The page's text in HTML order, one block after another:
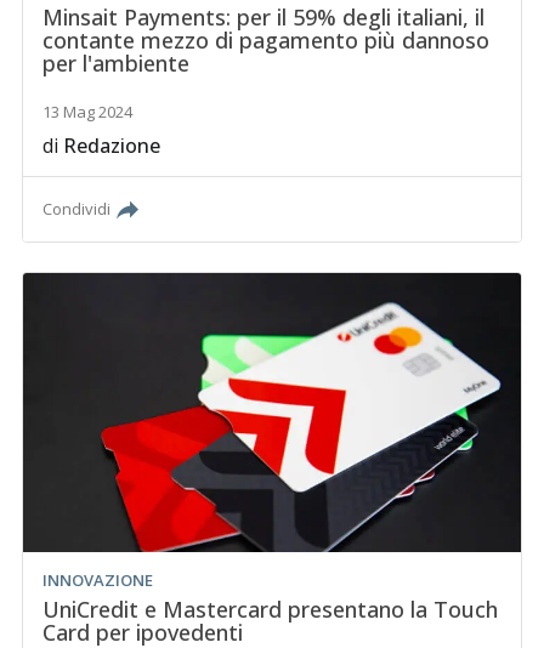
Minsait Payments: per il 59% degli italiani, il
contante mezzo di pagamento più dannoso
per l'ambiente
13 Mag 2024
di Redazione
Condividi
INNOVAZIONE
UniCredit e Mastercard presentano la Touch
Card per ipovedenti